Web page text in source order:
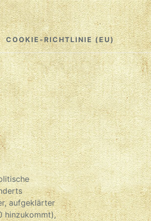
COOKIE-RICHTLINIE (EU)
aufgeklärter
hinzukommt),